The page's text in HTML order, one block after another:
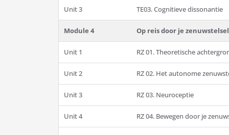
Unit 3 TE03. Cognitieve dissonantie
Module 4 Op reis door je zenuwstelsel
Unit 1 RZ 01. Theoretische
Unit 2 RZ 02. Het autonome
Unit 3 RZ 03. Neuroceptie
Unit 4 RZ 04. Bewegen door je